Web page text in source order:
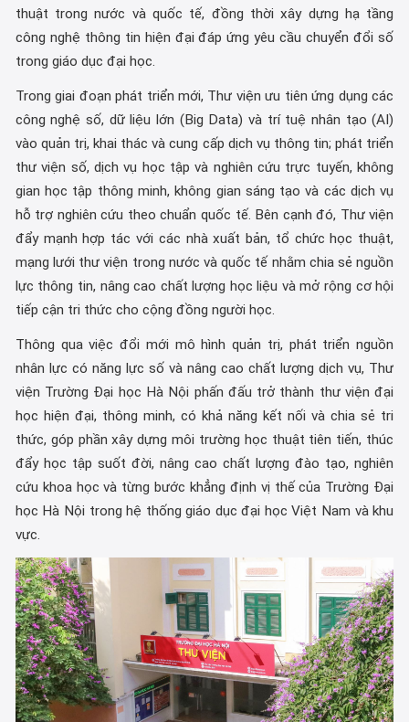
thuật trong nước và quốc tế, đồng thời xây dựng hạ tầng
công nghệ thông tin hiện đại đáp ứng yêu cầu chuyển đổi số
trong giáo dục đại học.
Trong giai đoạn phát triển mới, Thư viện ưu tiên ứng dụng các
công nghệ số, dữ liệu lớn (Big Data) và trí tuệ nhân tạo (AI)
vào quản trị, khai thác và cung cấp dịch vụ thông tin; phát triển
thư viện số, dịch vụ học tập và nghiên cứu trực tuyến, không
gian học tập thông minh, không gian sáng tạo và các dịch vụ
hỗ trợ nghiên cứu theo chuẩn quốc tế. Bên cạnh đó, Thư viện
đẩy mạnh hợp tác với các nhà xuất bản, tổ chức học thuật,
mạng lưới thư viện trong nước và quốc tế nhằm chia sẻ nguồn
lực thông tin, nâng cao chất lượng học liệu và mở rộng cơ hội
tiếp cận tri thức cho cộng đồng người học.
Thông qua việc đổi mới mô hình quản trị, phát triển nguồn
nhân lực có năng lực số và nâng cao chất lượng dịch vụ, Thư
viện Trường Đại học Hà Nội phấn đấu trở thành thư viện đại
học hiện đại, thông minh, có khả năng kết nối và chia sẻ tri
thức, góp phần xây dựng môi trường học thuật tiên tiến, thúc
đẩy học tập suốt đời, nâng cao chất lượng đào tạo, nghiên
cứu khoa học và từng bước khẳng định vị thế của Trường Đại
học Hà Nội trong hệ thống giáo dục đại học Việt Nam và khu
vực.